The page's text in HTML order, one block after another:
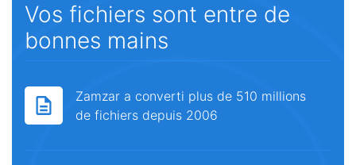
Vos fichiers sont entre de
bonnes mains
Zamzar a converti plus de 510 millions
de fichiers depuis 2006